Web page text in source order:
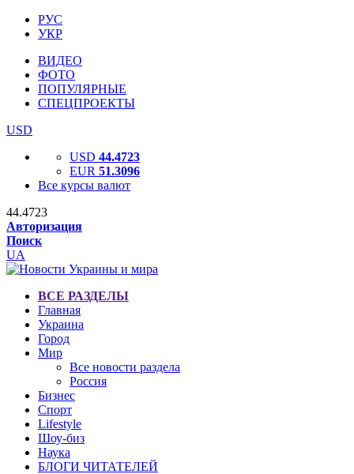
РУС
УКР
ВИДЕО
ФОТО
ПОПУЛЯРНЫЕ
СПЕЦПРОЕКТЫ
USD
USD 44.4723
EUR 51.3096
Все курсы валют
44.4723
Авторизация
Поиск
UA
ВСЕ РАЗДЕЛЫ
Главная
Украина
Город
Мир
Все новости раздела
Россия
Бизнес
Спорт
Lifestyle
Шоу-биз
Наука
БЛОГИ ЧИТАТЕЛЕЙ